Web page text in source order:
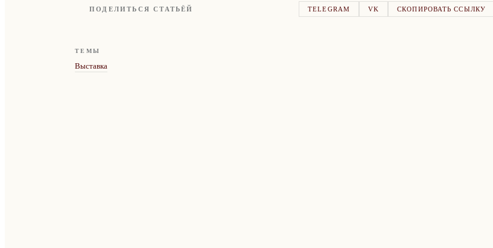
ПОДЕЛИТЬСЯ СТАТЬЁЙ TELEGRAM VK СКОПИРОВАТЬ ССЫЛКУ
ТЕМЫ
Выставка